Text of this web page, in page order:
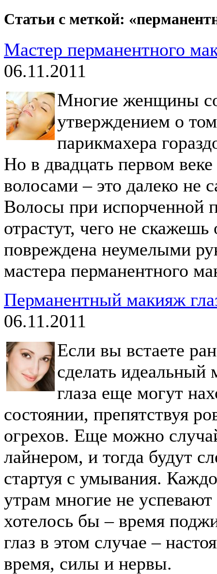
Статьи с меткой:
Мастер перманентного
06.11.2011
Многие женщины
утверждением о
парикмахера
Но в двадцать первом
волосами – это далеко не
Волосы при испорченной
отрастут, чего не
повреждена неумелыми
мастера перманентного
Перманентный макияж
06.11.2011
Если вы встаете
сделать идеальный
глаза еще могут
состоянии, препятствуя
огрехов. Еще можно
лайнером, и тогда будут
стартуя с умывания.
утрам многие не успевают
хотелось бы – время
глаз в этом случае –
время, силы и нервы.